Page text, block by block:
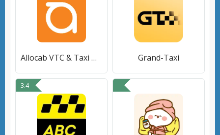
Allocab VTC & Taxi Moto Grand-Taxi
3.4